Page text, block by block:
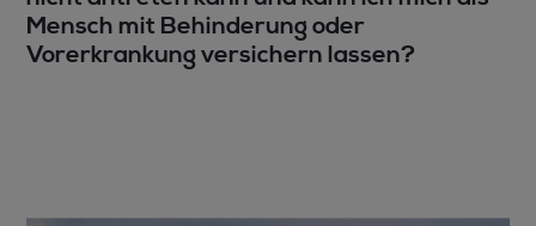
Mensch mit Behinderung oder
Vorerkrankung versichern lassen?